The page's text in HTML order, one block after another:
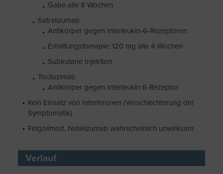
Gabe alle 8 Wochen
Satralizumab
Antikörper gegen Interleukin-6-Rezeptoren
Erhaltungstherapie: 120 mg alle 4 Wochen
Subkutane Injektion
Tociluzimab
Antikörper gegen Interleukin 6-Rezeptor
Kein Einsatz von Interferonen (Verschlechterung der
Symptomatik)
Fingolimod, Natalizumab wahrscheinlich unwirksam
Verlauf